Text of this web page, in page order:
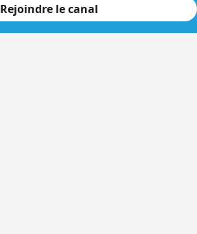
Rejoindre le canal